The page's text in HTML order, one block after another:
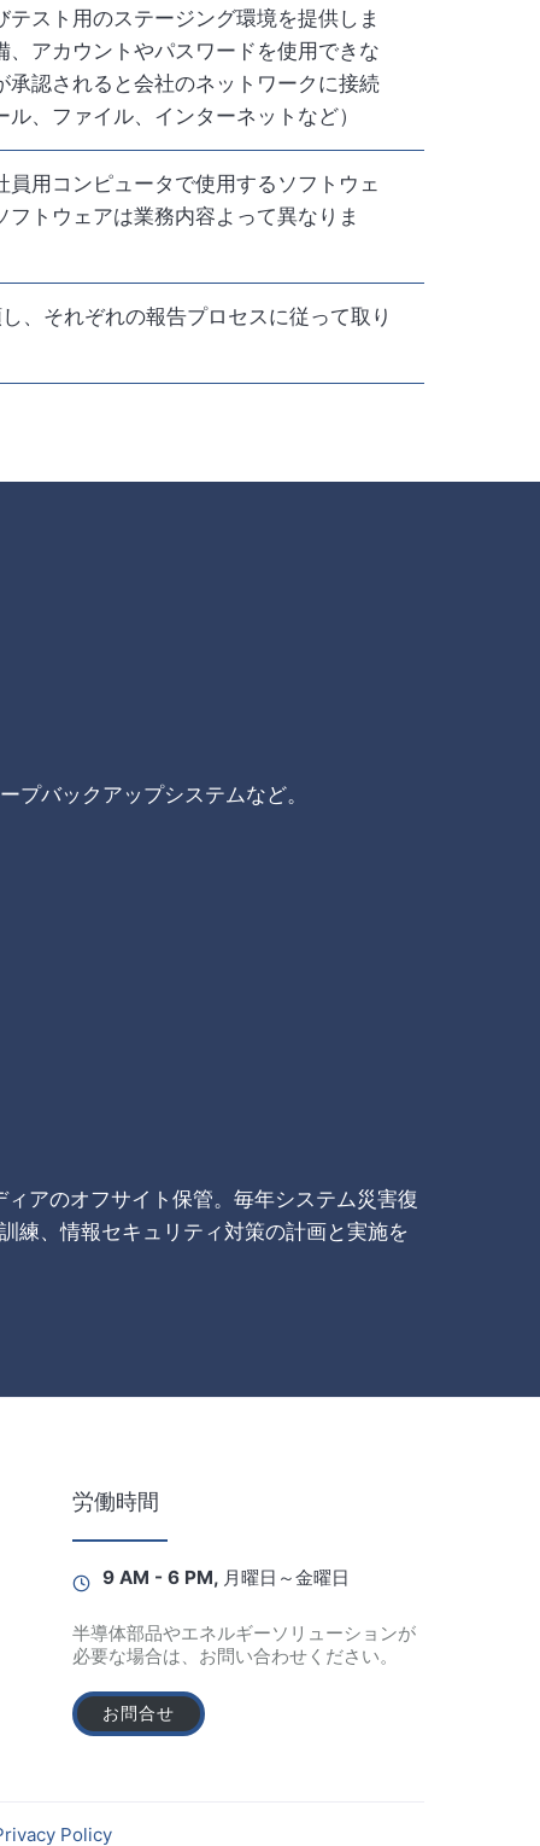
スト用のステージング環境を提供しま
アカウントやパスワードを使用できな
認されると会社のネットワークに接続
、ファイル、インターネットなど）
用コンピュータで使用するソフトウェ
トウェアは業務内容よって異なりま
、それぞれの報告プロセスに従って取り
プバックアップシステムなど。
アのオフサイト保管。毎年システム災害復
練、情報セキュリティ対策の計画と実施を
労働時間
9 AM - 6 PM, 月曜日～金曜日
半導体部品やエネルギーソリューションが
必要な場合は、お問い合わせください。
お問合せ
Policy